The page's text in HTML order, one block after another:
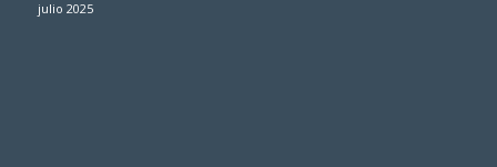
julio 2025